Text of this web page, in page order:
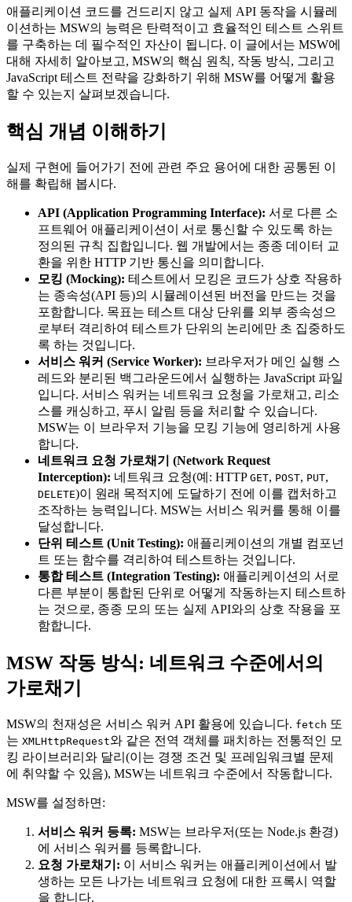
애플리케이션 코드를 건드리지 않고 실제 API 동작을 시뮬레
이션하는 MSW의 능력은 탄력적이고 효율적인 테스트 스위트
를 구축하는 데 필수적인 자산이 됩니다. 이 글에서는 MSW에
대해 자세히 알아보고, MSW의 핵심 원칙, 작동 방식, 그리고
JavaScript 테스트 전략을 강화하기 위해 MSW를 어떻게 활용
할 수 있는지 살펴보겠습니다.
핵심 개념 이해하기
실제 구현에 들어가기 전에 관련 주요 용어에 대한 공통된 이
해를 확립해 봅시다.
API (Application Programming Interface): 서로 다른 소
프트웨어 애플리케이션이 서로 통신할 수 있도록 하는
정의된 규칙 집합입니다. 웹 개발에서는 종종 데이터 교
환을 위한 HTTP 기반 통신을 의미합니다.
모킹 (Mocking): 테스트에서 모킹은 코드가 상호 작용하
는 종속성(API 등)의 시뮬레이션된 버전을 만드는 것을
포함합니다. 목표는 테스트 대상 단위를 외부 종속성으
로부터 격리하여 테스트가 단위의 논리에만 초 집중하도
록 하는 것입니다.
서비스 워커 (Service Worker): 브라우저가 메인 실행 스
레드와 분리된 백그라운드에서 실행하는 JavaScript 파일
입니다. 서비스 워커는 네트워크 요청을 가로채고, 리소
스를 캐싱하고, 푸시 알림 등을 처리할 수 있습니다.
MSW는 이 브라우저 기능을 모킹 기능에 영리하게 사용
합니다.
네트워크 요청 가로채기 (Network Request
Interception): 네트워크 요청(예: HTTP GET, POST, PUT,
DELETE)이 원래 목적지에 도달하기 전에 이를 캡처하고
조작하는 능력입니다. MSW는 서비스 워커를 통해 이를
달성합니다.
단위 테스트 (Unit Testing): 애플리케이션의 개별 컴포넌
트 또는 함수를 격리하여 테스트하는 것입니다.
통합 테스트 (Integration Testing): 애플리케이션의 서로
다른 부분이 통합된 단위로 어떻게 작동하는지 테스트하
는 것으로, 종종 모의 또는 실제 API와의 상호 작용을 포
함합니다.
MSW 작동 방식: 네트워크 수준에서의
가로채기
MSW의 천재성은 서비스 워커 API 활용에 있습니다. fetch 또
는 XMLHttpRequest와 같은 전역 객체를 패치하는 전통적인 모
킹 라이브러리와 달리(이는 경쟁 조건 및 프레임워크별 문제
에 취약할 수 있음), MSW는 네트워크 수준에서 작동합니다.
MSW를 설정하면:
서비스 워커 등록: MSW는 브라우저(또는 Node.js 환경)
에 서비스 워커를 등록합니다.
요청 가로채기: 이 서비스 워커는 애플리케이션에서 발
생하는 모든 나가는 네트워크 요청에 대한 프록시 역할
을 합니다.